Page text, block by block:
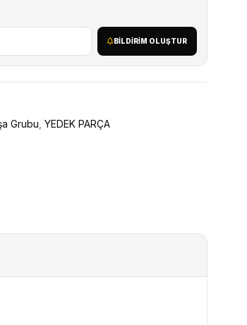
BILDIRIM OLUŞTUR
Grubu YEDEK PARÇA